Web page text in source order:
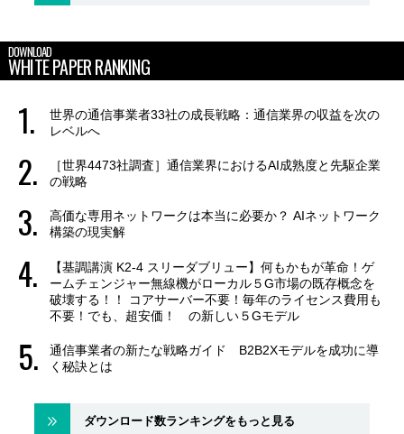
DOWNLOAD
WHITE PAPER RANKING
世界の通信事業者33社の成長戦略：通信業界の収益を次の
レベルへ
［世界4473社調査］通信業界におけるAI成熟度と先駆企業
の戦略
高価な専用ネットワークは本当に必要か？ AIネットワーク
構築の現実解
【基調講演 K2-4 スリーダブリュー】何もかもが革命！ゲ
ームチェンジャー無線機がローカル５G市場の既存概念を
破壊する！！ コアサーバー不要！毎年のライセンス費用も
不要！でも、超安価！ の新しい５Gモデル
通信事業者の新たな戦略ガイド B2B2Xモデルを成功に導
く秘訣とは
ダウンロード数ランキングをもっと見る